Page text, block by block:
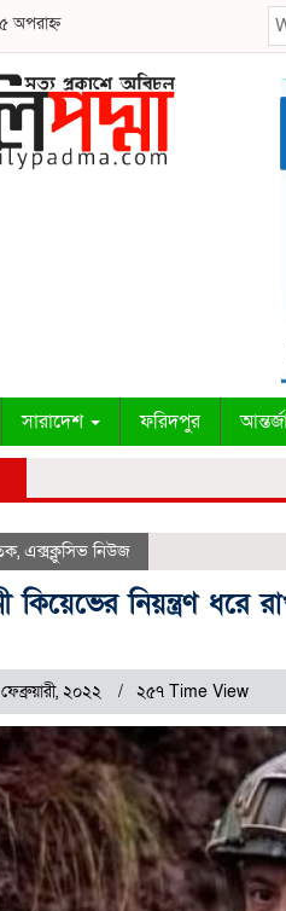
অপরাহ্ন
সারাদেশ ফরিদপুর
, এক্সক্লুসিভ নিউজ
কিয়েভের নিয়ন্ত্রণ ধরে
২০২২ ২৫৭ Time View